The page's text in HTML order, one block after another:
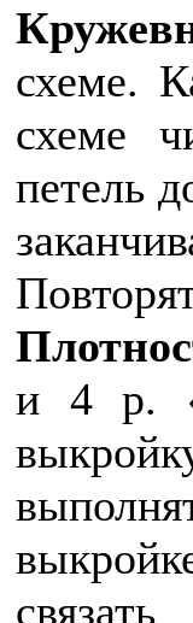
схеме.
схеме
петель
и 4 р.